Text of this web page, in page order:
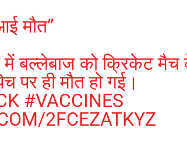
मौत”
बल्लेबाज को क्रिकेट मैच
पर ही मौत हो गई।
#VACCINES
2FCEZATKYZ